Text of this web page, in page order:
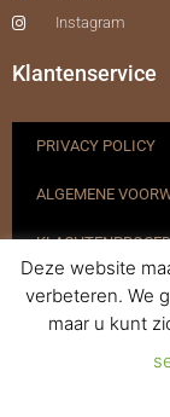
Instagram
Klantenservice
PRIVACY POLICY
ALGEMENE
VERZENDEN &
Deze website
verbeteren. We
maar u kunt